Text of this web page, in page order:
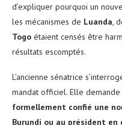
d’expliquer pourquoi un
les mécanismes de Luanda,
Togo étaient censés être
résultats escomptés.
L’ancienne sénatrice
mandat officiel. Elle demande
formellement confié une
Burundi ou au président en